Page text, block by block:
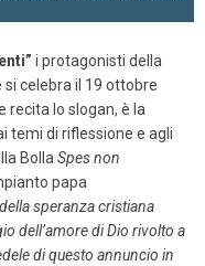
i protagonisti della
celebra il 19 ottobre
recita lo slogan, è la
temi di riflessione e agli
BollaSpes non
papa
speranza cristiana
dell’amore di Dio rivolto a
di questo annuncio in